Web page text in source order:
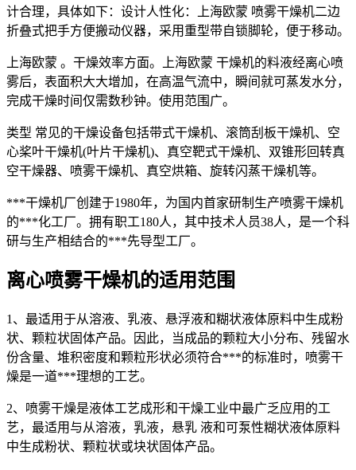
计合理，具体如下：设计人性化：上海欧蒙 喷雾干燥机二边
折叠式把手方便搬动仪器，采用重型带自锁脚轮，便于移动。
上海欧蒙 。干燥效率方面。上海欧蒙 干燥机的料液经离心喷
雾后，表面积大大增加，在高温气流中，瞬间就可蒸发水分，
完成干燥时间仅需数秒钟。使用范围广。
类型 常见的干燥设备包括带式干燥机、滚筒刮板干燥机、空
心桨叶干燥机(叶片干燥机)、真空靶式干燥机、双锥形回转真
空干燥器、喷雾干燥机、真空烘箱、旋转闪蒸干燥机等。
***干燥机厂创建于1980年，为国内首家研制生产喷雾干燥机
的***化工厂。拥有职工180人，其中技术人员38人，是一个科
研与生产相结合的***先导型工厂。
离心喷雾干燥机的适用范围
1、最适用于从溶液、乳液、悬浮液和糊状液体原料中生成粉
状、颗粒状固体产品。因此，当成品的颗粒大小分布、残留水
份含量、堆积密度和颗粒形状必须符合***的标准时，喷雾干
燥是一道***理想的工艺。
2、喷雾干燥是液体工艺成形和干燥工业中最广乏应用的工
艺，最适用与从溶液，乳液，悬乳 液和可泵性糊状液体原料
中生成粉状、颗粒状或块状固体产品。